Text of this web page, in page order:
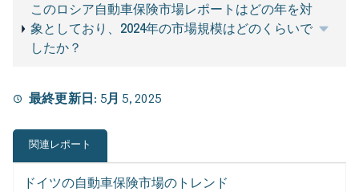
このロシア自動車保険市場レポートはどの年を対
象としており、2024年の市場規模はどのくらいで
したか？
最終更新日: 5月 5, 2025
関連レポート
ドイツの自動車保険市場のトレンド